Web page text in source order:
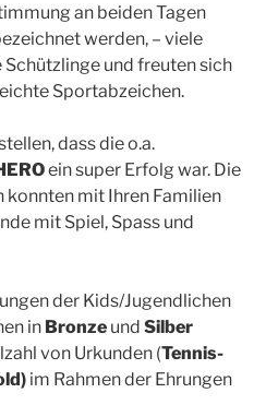
an beiden Tagen
werden, – viele
und freuten sich
Sportabzeichen.
dass die o.a.
ein super Erfolg war. Die
konnten mit Ihren Familien
mit Spiel, Spass und
der Kids/Jugendlichen
in Bronze und Silber
von Urkunden (Tennis-
im Rahmen der Ehrungen